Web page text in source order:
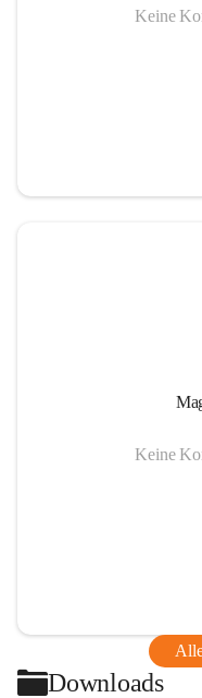
Keine
Keine
Downloads